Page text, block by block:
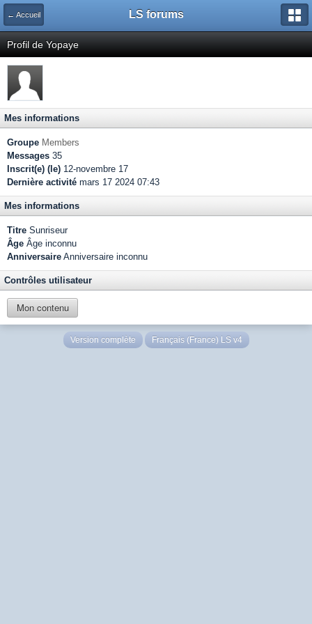
← Accueil LS forums
Profil de Yopaye
Mes informations
Groupe Members
Messages 35
Inscrit(e) (le) 12-novembre 17
Dernière activité mars 17 2024 07:43
Mes informations
Titre Sunriseur
Âge Âge inconnu
Anniversaire Anniversaire inconnu
Contrôles utilisateur
Mon contenu
Version complète Français (France) LS v4